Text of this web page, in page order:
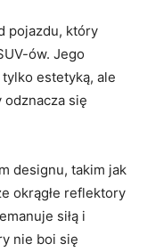
pojazdu, który
ów. Jego
estetyką, ⁤ale
​się
designu,⁢ takim​ jak
okrągłe reflektory
siłą i
nie boi się